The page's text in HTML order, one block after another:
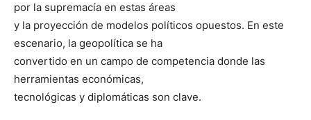
por la supremacía en estas áreas
y la proyección de modelos políticos opuestos. En este
escenario, la geopolítica se ha
convertido en un campo de competencia donde las
herramientas económicas,
tecnológicas y diplomáticas son clave.